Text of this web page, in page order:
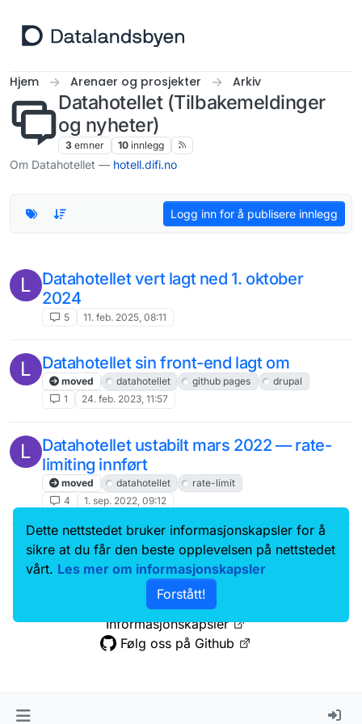
Hjem Arenaer og prosjekter Arkiv
Datahotellet (Tilbakemeldinger
og nyheter)
3 emner 10 innlegg
Om Datahotellet — hotell.difi.no
Logg inn for å publisere innlegg
L
Datahotellet vert lagt ned 1. oktober
2024
5 11. feb. 2025, 08:11
L Datahotellet sin front-end lagt om
moved datahotellet github pages
drupal
1
24. feb. 2023, 11:57
L
Datahotellet ustabilt mars 2022 — rate-
limiting innført
moved datahotellet
rate-limit
4
1. sep. 2022, 09:12
Data.norge.no
Kontakt oss
Samtykke og brukervilkår
Tilgjengelighetserklæring
Personvernerklæring
Informasjonskapsler
Følg oss på Github
Dette nettstedet bruker informasjonskapsler for å
sikre at du får den beste opplevelsen på nettstedet
vårt. Les mer om informasjonskapsler
Forstått!